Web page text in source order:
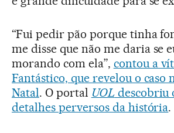
“Fui pedir pão porque tinha
me disse que não me daria se
morando com ela”, contou a
Fantástico, que revelou o caso
Natal. O portal UOLdescobriu
detalhes perversos da história.